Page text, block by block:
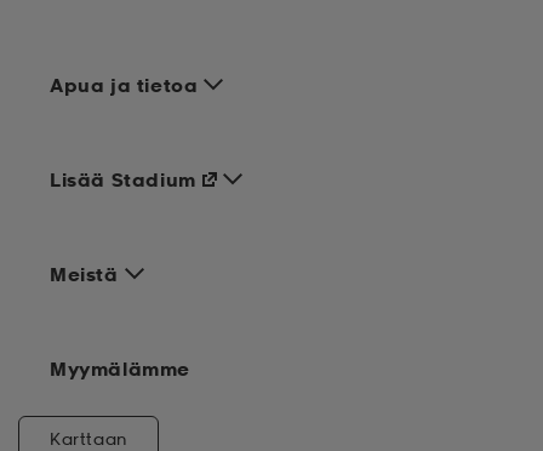
Apua ja tietoa
Meistä
Lisää Stadium
Myymälämme
Karttaan